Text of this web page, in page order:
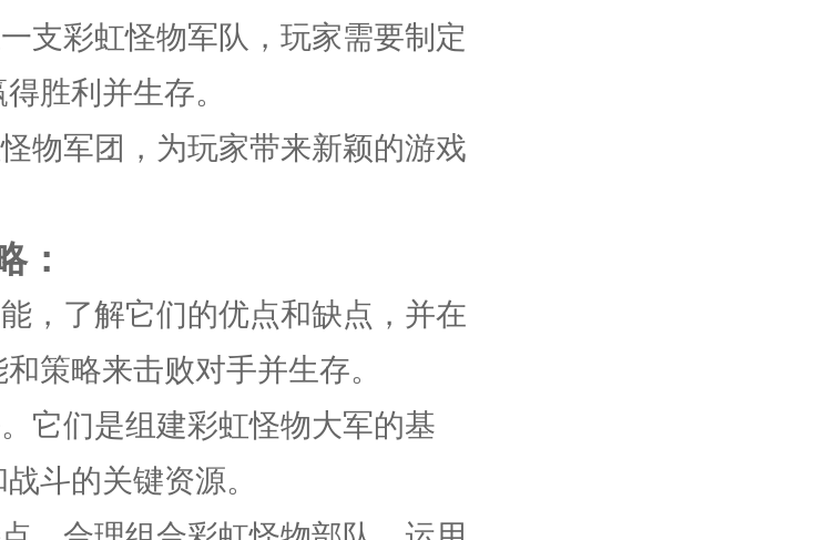
支彩虹怪物军队，玩家需要制定
胜利并生存。
物军团，为玩家带来新颖的游戏
：
，了解它们的优点和缺点，并在
策略来击败对手并生存。
它们是组建彩虹怪物大军的基
斗的关键资源。